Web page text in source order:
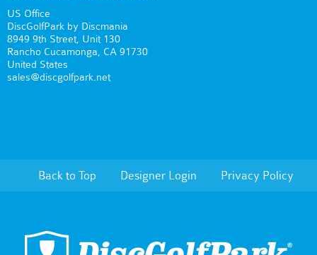
US Office
DiscGolfPark by Discmania
8949 9th Street, Unit 130
Rancho Cucamonga, CA 91730
United States
sales@discgolfpark.net
Back to Top Designer Login Privacy Policy